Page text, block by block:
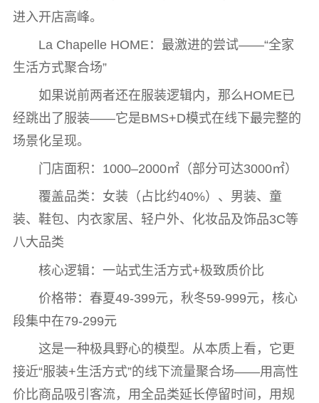
进入开店高峰。
La Chapelle HOME：最激进的尝试——“全家
生活方式聚合场”
如果说前两者还在服装逻辑内，那么HOME已
经跳出了服装——它是BMS+D模式在线下最完整的
场景化呈现。
门店面积：1000–2000㎡（部分可达3000㎡）
覆盖品类：女装（占比约40%）、男装、童
装、鞋包、内衣家居、轻户外、化妆品及饰品3C等
八大品类
核心逻辑：一站式生活方式+极致质价比
价格带：春夏49-399元，秋冬59-999元，核心
段集中在79-299元
这是一种极具野心的模型。从本质上看，它更
接近“服装+生活方式”的线下流量聚合场——用高性
价比商品吸引客流，用全品类延长停留时间，用规